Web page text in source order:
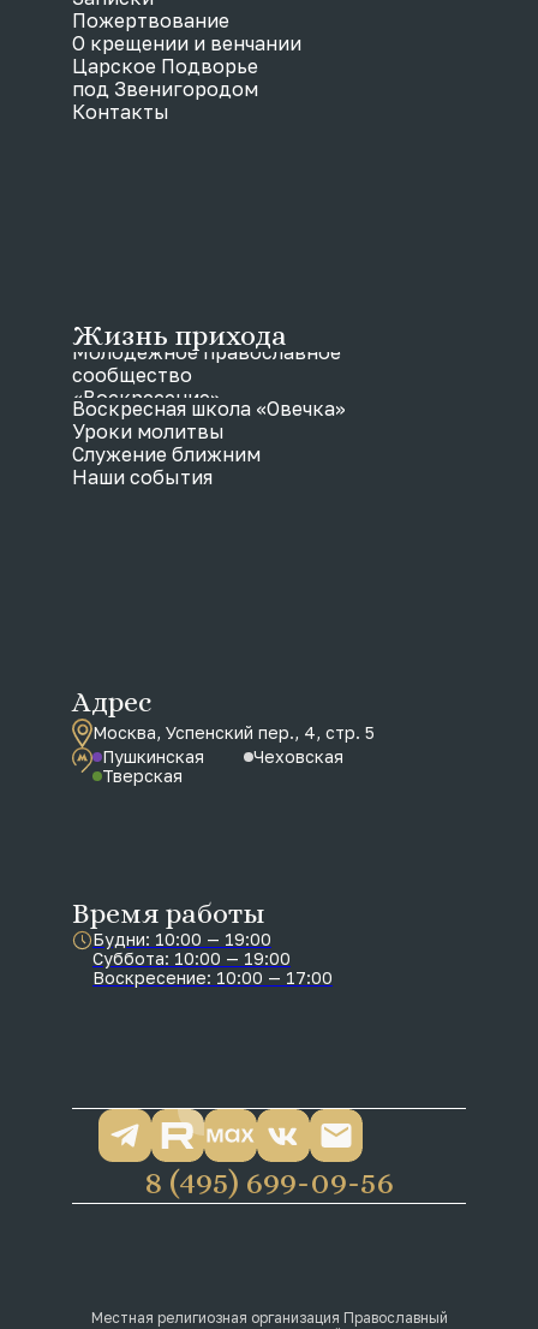
Местная религиозная организация Православный
8 (495) 699-09-56
Адрес
Москва, Успенский пер., 4, стр. 5
Пушкинская
Чеховская
Тверская
Время работы
Будни: 10:00 — 19:00
Суббота: 10:00 — 19:00
Воскресение: 10:00 — 17:00
Пожертвование
О крещении и венчании
Царское Подворье
под Звенигородом
Контакты
Жизнь прихода
Молодежное православное
сообщество
«Воскресение»
Воскресная школа «Овечка»
Уроки молитвы
Служение ближним
Наши события